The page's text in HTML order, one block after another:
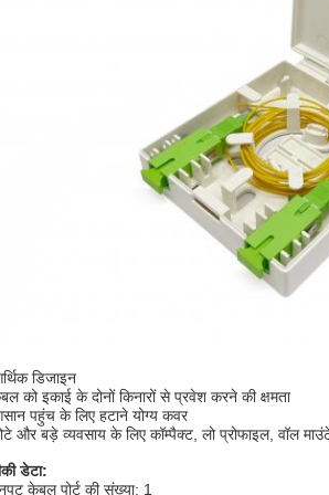
डिजाइन
को इकाई के दोनों किनारों से प्रवेश करने की क्षमता
पहुंच के लिए हटाने योग्य कवर
और बड़े व्यवसाय के लिए कॉम्पैक्ट, लो प्रोफाइल, वॉल
डेटा:
केबल पोर्ट की संख्या: 1